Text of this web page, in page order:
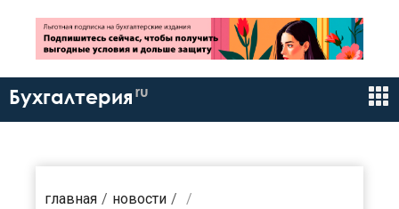
Бухгалтерия ru
главная новости